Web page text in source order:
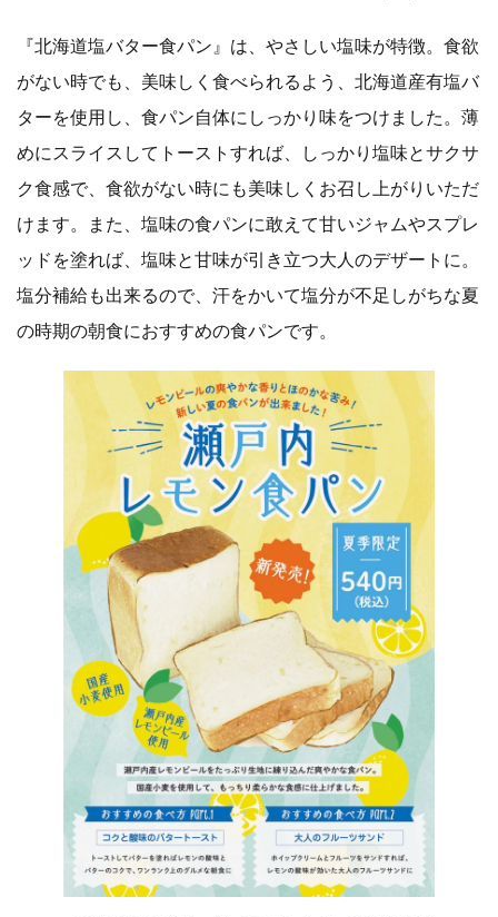
『北海道塩バター食パン』は、やさしい塩味が特徴。食欲
がない時でも、美味しく食べられるよう、北海道産有塩バ
ターを使用し、食パン自体にしっかり味をつけました。薄
めにスライスしてトーストすれば、しっかり塩味とサクサ
ク食感で、食欲がない時にも美味しくお召し上がりいただ
けます。また、塩味の食パンに敢えて甘いジャムやスプレ
ッドを塗れば、塩味と甘味が引き立つ大人のデザートに。
塩分補給も出来るので、汗をかいて塩分が不足しがちな夏
の時期の朝食におすすめの食パンです。